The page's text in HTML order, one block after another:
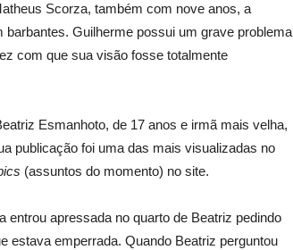
Scorza, também com nove anos, a
Guilherme possui um grave problema
com que sua visão fosse totalmente
Esmanhoto, de 17 anos e irmã mais velha,
publicação foi uma das mais visualizadas no
(assuntos do momento) no site.
apressada no quarto de Beatriz pedindo
estava emperrada. Quando Beatriz perguntou